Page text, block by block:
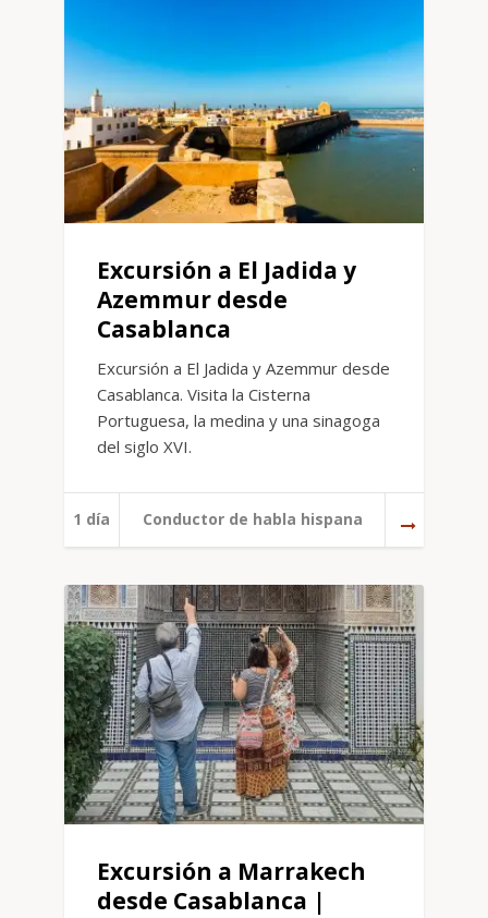
Excursión a El Jadida y
Azemmur desde
Casablanca
Excursión a El Jadida y Azemmur desde
Casablanca. Visita la Cisterna
Portuguesa, la medina y una sinagoga
del siglo XVI.
1 día Conductor de habla hispana
Excursión a Marrakech
desde Casablanca |